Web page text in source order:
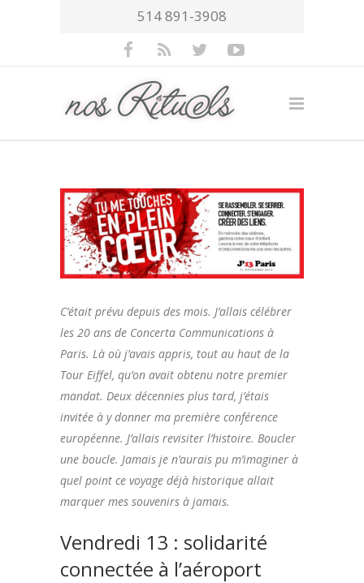
514 891-3908
C’était prévu depuis des mois. J’allais célébrer
les 20 ans de Concerta Communications à
Paris. Là où j’avais appris, tout au haut de la
Tour Eiffel, qu’on avait obtenu notre premier
mandat. Deux décennies plus tard, j’étais
invitée à y donner ma première conférence
européenne. J’allais revisiter l’histoire. Boucler
une boucle. Jamais je n’aurais pu m’imaginer à
quel point ce voyage déjà historique allait
marquer mes souvenirs à jamais.
Vendredi 13 : solidarité
connectée à l’aéroport